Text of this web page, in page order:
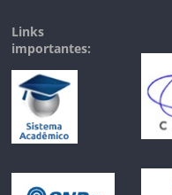
Links
importantes: